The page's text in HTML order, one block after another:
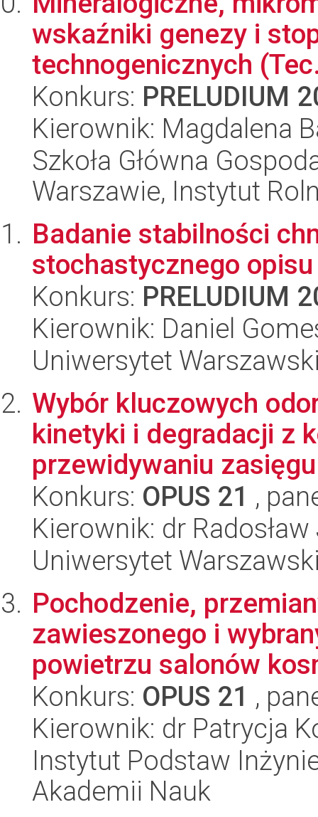
wskaźniki genezy i
technogenicznych
Konkurs: PRELUDIUM
Kierownik: Magdalena
Szkoła Główna
Warszawie, Instytut
Badanie stabilności
stochastycznego
Konkurs: PRELUDIUM
Kierownik: Daniel
Uniwersytet
Wybór kluczowych
kinetyki i degradacji z
przewidywaniu
Konkurs: OPUS 21 ,
Kierownik: dr
Uniwersytet
Pochodzenie,
zawieszonego i
powietrzu salonów
Konkurs: OPUS 21 ,
Kierownik: dr Patrycja
Instytut Podstaw
Akademii Nauk